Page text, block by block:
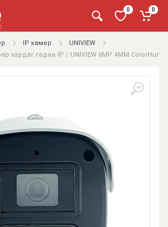
0 0
IP камер
UNIVIEW
хардаг гадаа IP / UNIVIEW 6MP 4MM